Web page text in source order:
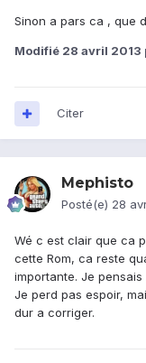
Sinon a pars ca , que
Modifié 28 avril 2013
Citer
Mephisto
Posté(e) 28
Wé c est clair que ca
cette Rom, ca reste
importante. Je
Je perd pas espoir,
dur a corriger.